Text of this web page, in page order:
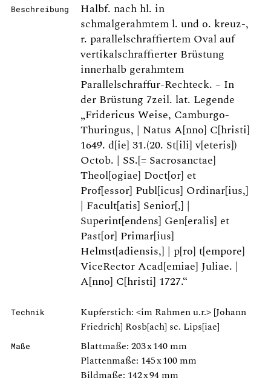
Beschreibung
Halbf. nach hl. in
schmalgerahmtem l. und o. kreuz-,
r. parallelschraffiertem Oval auf
vertikalschraffierter Brüstung
innerhalb gerahmtem
Parallelschraffur-Rechteck. – In
der Brüstung 7zeil. lat. Legende
„Fridericus Weise, Camburgo-
Thuringus, | Natus A[nno] C[hristi]
1649. d[ie] 31.(20. St[ili] v[eteris])
Octob. | SS.[= Sacrosanctae]
Theol[ogiae] Doct[or] et
Prof[essor] Publ[icus] Ordinar[ius,]
| Facult[atis] Senior[,] |
Superint[endens] Gen[eralis] et
Past[or] Primar[ius]
Helmst[adiensis,] | p[ro] t[empore]
ViceRector Acad[emiae] Juliae. |
A[nno] C[hristi] 1727.“
Technik
Kupferstich: <im Rahmen u.r.> [Johann
Friedrich] Rosb[ach] sc. Lips[iae]
Maße
Blattmaße: 203 x 140 mm
Plattenmaße: 145 x 100 mm
Bildmaße: 142 x 94 mm